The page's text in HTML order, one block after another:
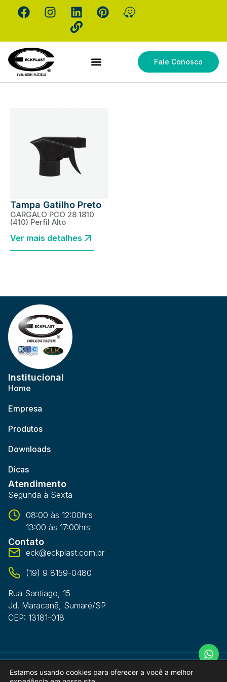
Fale Conosco
Tampa Gatilho Preto
GARGALO PCO 28 1810
(410) Perfil Alto
Ver mais detalhes
Institucional
Home
Empresa
Produtos
Downloads
Dicas
Atendimento
Segunda à Sexta
08:00 às 12:00hrs
13:00 às 17:00hrs
Contato
eck@eckplast.com.br
(19) 9 8159-0480
Rua Santiago, 15
Jd. Maracanã, Sumaré/SP
CEP: 13181-018
©2026. Todos os direitos reservados.
Estamos usando cookies para oferecer a você a melhor